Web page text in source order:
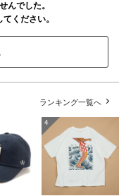
んでした。
ください。
ランキング一覧へ
4